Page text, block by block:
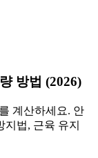
방법 (2026)
계산하세요. 안
지법, 근육 유지